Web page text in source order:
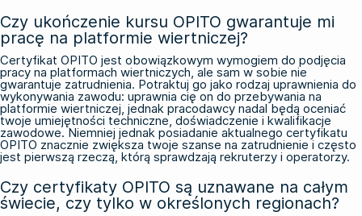
Czy ukończenie kursu OPITO gwarantuje mi
pracę na platformie wiertniczej?
Certyfikat OPITO jest obowiązkowym wymogiem do podjęcia
pracy na platformach wiertniczych, ale sam w sobie nie
gwarantuje zatrudnienia. Potraktuj go jako rodzaj uprawnienia do
wykonywania zawodu: uprawnia cię on do przebywania na
platformie wiertniczej, jednak pracodawcy nadal będą oceniać
twoje umiejętności techniczne, doświadczenie i kwalifikacje
zawodowe. Niemniej jednak posiadanie aktualnego certyfikatu
OPITO znacznie zwiększa twoje szanse na zatrudnienie i często
jest pierwszą rzeczą, którą sprawdzają rekruterzy i operatorzy.
Czy certyfikaty OPITO są uznawane na całym
świecie, czy tylko w określonych regionach?